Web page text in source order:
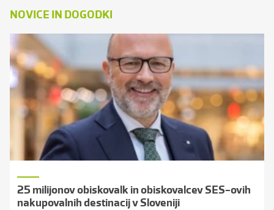
NOVICE IN DOGODKI
25 milijonov obiskovalk in obiskovalcev SES-ovih
nakupovalnih destinacij v Sloveniji